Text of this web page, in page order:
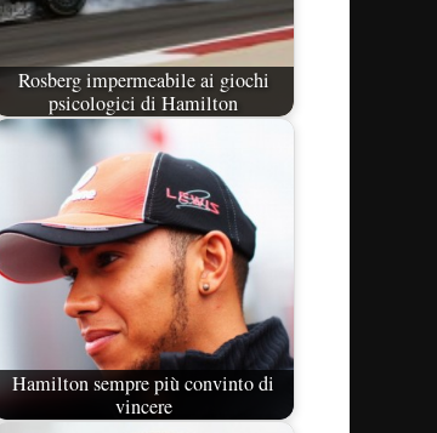
Rosberg impermeabile ai giochi
psicologici di Hamilton
Hamilton sempre più convinto di
vincere